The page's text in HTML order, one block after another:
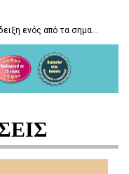
ενός από τα σημα...